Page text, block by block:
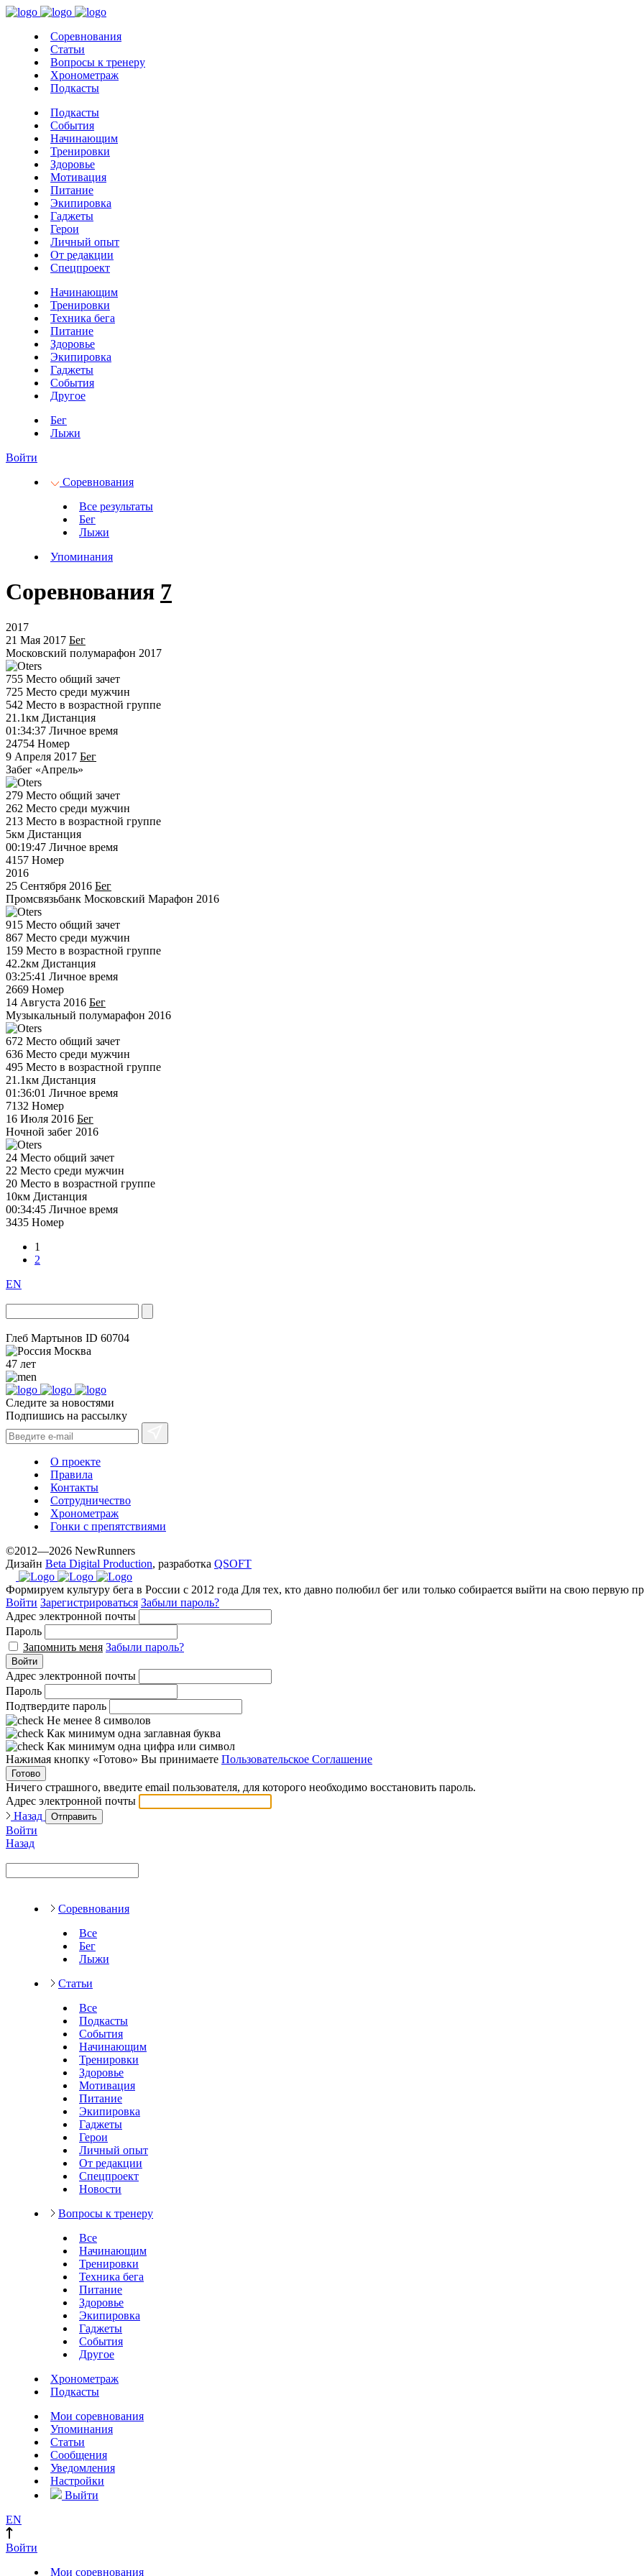
Соревнования
Статьи
Вопросы к тренеру
Хронометраж
Подкасты
Подкасты
События
Начинающим
Тренировки
Здоровье
Мотивация
Питание
Экипировка
Гаджеты
Герои
Личный опыт
От редакции
Спецпроект
Начинающим
Тренировки
Техника бега
Питание
Здоровье
Экипировка
Гаджеты
События
Другое
Бег
Лыжи
Войти
Соревнования
Все результаты
Бег
Лыжи
Упоминания
Соревнования 7
2017
21 Мая 2017 Бег
Московский полумарафон 2017
755 Место общий зачет
725 Место среди мужчин
542 Место в возрастной группе
21.1км Дистанция
01:34:37 Личное время
24754 Номер
9 Апреля 2017 Бег
Забег «Апрель»
279 Место общий зачет
262 Место среди мужчин
213 Место в возрастной группе
5км Дистанция
00:19:47 Личное время
4157 Номер
2016
25 Сентября 2016 Бег
Промсвязьбанк Московский Марафон 2016
915 Место общий зачет
867 Место среди мужчин
159 Место в возрастной группе
42.2км Дистанция
03:25:41 Личное время
2669 Номер
14 Августа 2016 Бег
Музыкальный полумарафон 2016
672 Место общий зачет
636 Место среди мужчин
495 Место в возрастной группе
21.1км Дистанция
01:36:01 Личное время
7132 Номер
16 Июля 2016 Бег
Ночной забег 2016
24 Место общий зачет
22 Место среди мужчин
20 Место в возрастной группе
10км Дистанция
00:34:45 Личное время
3435 Номер
1
2
EN
Глеб Мартынов ID 60704
Москва
47 лет
Следите за новостями
Подпишись на рассылку
О проекте
Правила
Контакты
Сотрудничество
Хронометраж
Гонки с препятствиями
©2012—2026 NewRunners
Дизайн Beta Digital Production, разработка QSOFT
Формируем культуру бега в России с 2012 года Для тех, кто давно полюбил бег или только собирается выйти на свою первую
Войти Зарегистрироваться Забыли пароль?
Адрес электронной почты
Пароль
Запомнить меня Забыли пароль?
Войти
Адрес электронной почты
Пароль
Подтвердите пароль
Не менее 8 символов
Как минимум одна заглавная буква
Как минимум одна цифра или символ
Нажимая кнопку «Готово» Вы принимаете Пользовательское Соглашение
Готово
Ничего страшного, введите email пользователя, для которого необходимо восстановить пароль.
Адрес электронной почты
Назад
Отправить
Войти
Назад
Соревнования
Все
Бег
Лыжи
Статьи
Все
Подкасты
События
Начинающим
Тренировки
Здоровье
Мотивация
Питание
Экипировка
Гаджеты
Герои
Личный опыт
От редакции
Спецпроект
Новости
Вопросы к тренеру
Все
Начинающим
Тренировки
Техника бега
Питание
Здоровье
Экипировка
Гаджеты
События
Другое
Хронометраж
Подкасты
Мои соревнования
Упоминания
Статьи
Сообщения
Уведомления
Настройки
Выйти
EN
Войти
Мои соревнования